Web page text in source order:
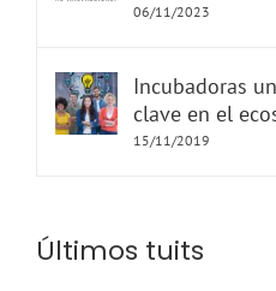
06/11/2023
Incubadoras
clave en el
15/11/2019
Últimos tuits